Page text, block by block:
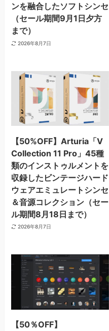
ンを融合したソフトシンセ
（セール期間9月1日夕方
まで）
2026年8月7日
【50%OFF】Arturia「V
Collection 11 Pro」45種
類のインストゥルメントを
収録したビンテージハード
ウェアエミュレートシンセ
＆音源コレクション（セー
ル期間8月18日まで）
2026年8月7日
【50％OFF】